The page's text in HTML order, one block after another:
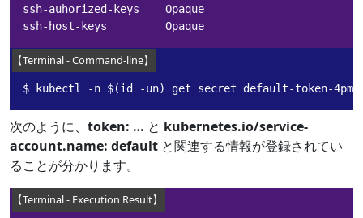
ssh-auhorized-keys    Opaque
ssh-host-keys         Opaque
$ kubectl -n $(id -un) get secret default-token-
次のように、 token: …​ と kubernetes.io/service-
account.name: default と関連する情報が登録されてい
ることが分かります。